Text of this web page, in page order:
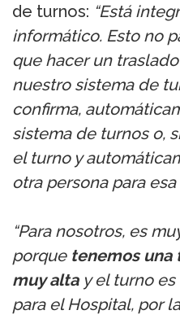
de turnos: “Está
informático. Esto no
que hacer un
nuestro sistema de
confirma,
sistema de turnos o,
el turno y
otra persona para
“Para nosotros, es
porque tenemos una
muy altay el turno es
para el Hospital, por